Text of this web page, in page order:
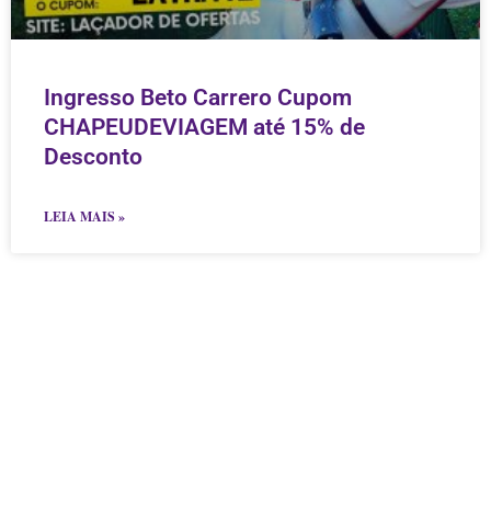
Ingresso Beto Carrero Cupom
CHAPEUDEVIAGEM até 15% de
Desconto
LEIA MAIS »